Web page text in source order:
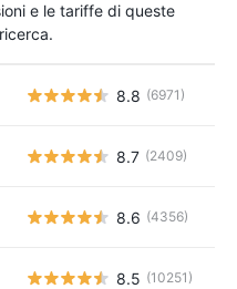
e le tariffe di queste
8.8 (6971)
8.7 (2409)
8.6 (4356)
8.5 (10251)